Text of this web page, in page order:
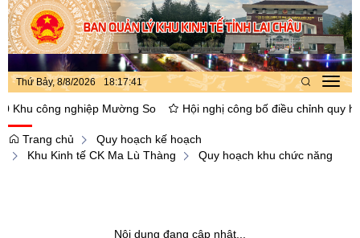
Thứ Bảy, 8/8/2026 18:17:42
công nghiệp Mường So Hội nghị công bố điều chỉnh quy hoạch
Trang chủ
Quy hoạch kế hoạch
Khu Kinh tế CK Ma Lù Thàng
Quy hoạch khu chức năng
Nội dung đang cập nhật...